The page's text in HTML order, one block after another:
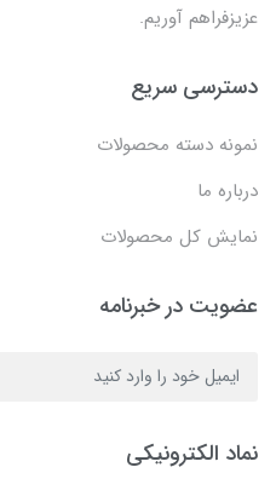
عزیزفراهم آوریم.
دسترسی سریع
نمونه دسته محصولات
درباره ما
نمایش کل محصولات
عضویت در خبرنامه
نماد الکترونیکی